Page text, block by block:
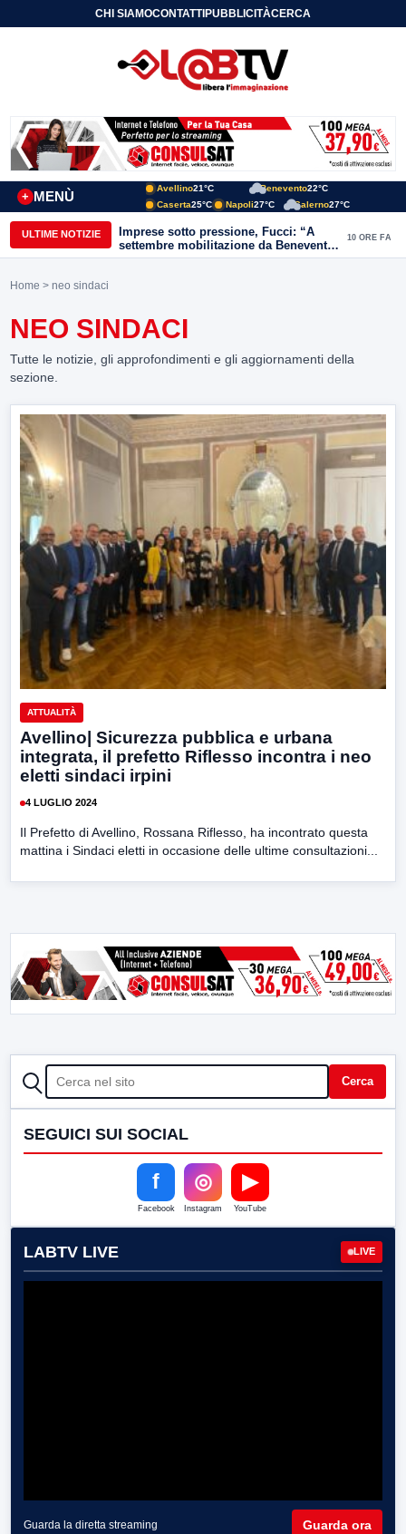
CHI SIAMOCONTATTIPUBBLICITÀCERCA
MENÙ
+
Avellino21°C Benevento22°C
Caserta25°C Napoli27°C Salerno27°C
ULTIME NOTIZIE
Imprese sotto pressione, Fucci: “A
settembre mobilitazione da Benevento
e Avellino”
10 ORE FA
Home > neo sindaci
NEO SINDACI
Tutte le notizie, gli approfondimenti e gli aggiornamenti della
sezione.
ATTUALITÀ
Avellino| Sicurezza pubblica e urbana
integrata, il prefetto Riflesso incontra i neo
eletti sindaci irpini
4 LUGLIO 2024
Il Prefetto di Avellino, Rossana Riflesso, ha incontrato questa
mattina i Sindaci eletti in occasione delle ultime consultazioni...
CERCA Cerca
SEGUICI SUI SOCIAL
f
Facebook
◎
Instagram
▶
YouTube
LABTV LIVE LIVE
Guarda la diretta streaming Guarda ora